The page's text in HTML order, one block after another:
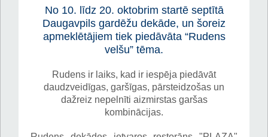
No 10. līdz 20. oktobrim startē septītā
Daugavpils gardēžu dekāde, un šoreiz
apmeklētājiem tiek piedāvāta “Rudens
velšu” tēma.
Rudens ir laiks, kad ir iespēja piedāvāt
daudzveidīgas, garšīgas, pārsteidzošas un
dažreiz nepelnīti aizmirstas garšas
kombinācijas.